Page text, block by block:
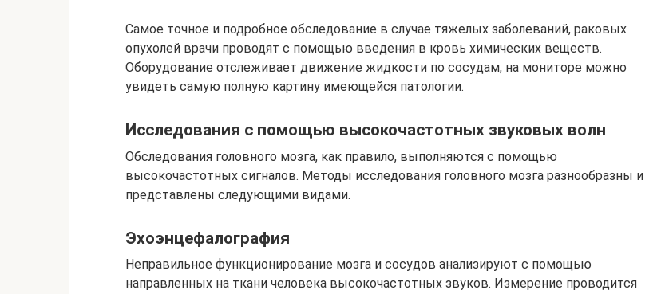
Самое точное и подробное обследование в случае тяжелых заболеваний, раковых
опухолей врачи проводят с помощью введения в кровь химических веществ.
Оборудование отслеживает движение жидкости по сосудам, на мониторе можно
увидеть самую полную картину имеющейся патологии.
Исследования с помощью высокочастотных звуковых волн
Обследования головного мозга, как правило, выполняются с помощью
высокочастотных сигналов. Методы исследования головного мозга разнообразны и
представлены следующими видами.
Эхоэнцефалография
Неправильное функционирование мозга и сосудов анализируют с помощью
направленных на ткани человека высокочастотных звуков. Измерение проводится